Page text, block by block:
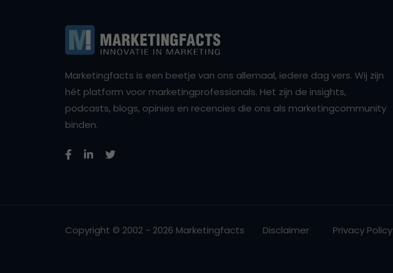
Marketingfacts is een beetje van ons allemaal, iedere dag vers. Wij zijn
hét platform voor marketingprofessionals. Het zijn de insights,
podcasts, blogs, opinies en recencies die ons als marketingcommunity
binden.
Copyright © 2002 - 2026 Marketingfacts Disclaimer Privacy Policy